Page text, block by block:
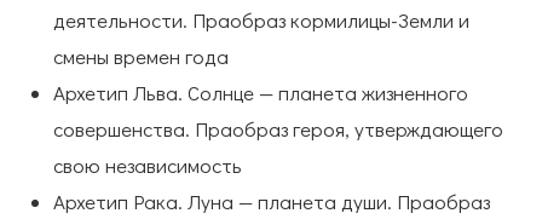
деятельности. Праобраз кормилицы-Земли и
смены времен года
Архетип Льва. Солнце — планета жизненного
совершенства. Праобраз героя, утверждающего
свою независимость
Архетип Рака. Луна — планета души. Праобраз